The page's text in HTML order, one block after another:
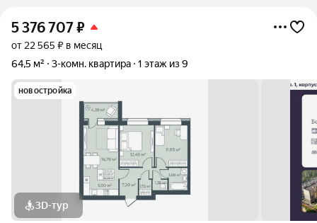
5 376 707₽
от 22 565 ₽ в месяц
64,5 м²
3-комн. квартира 1 этаж из 9
новостройка
3D-тур